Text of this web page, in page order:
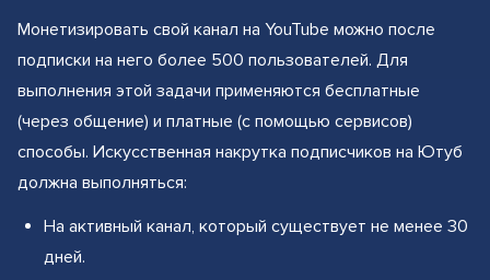
Монетизировать свой канал на YouTube можно после
подписки на него более 500 пользователей. Для
выполнения этой задачи применяются бесплатные
(через общение) и платные (с помощью сервисов)
способы. Искусственная накрутка подписчиков на Ютуб
должна выполняться:
На активный канал, который существует не менее 30
дней.